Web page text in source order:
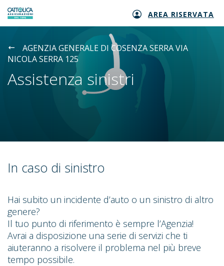
Generali logo AREA RISERVATA
AGENZIA GENERALE DI COSENZA SERRA VIA
NICOLA SERRA 125
Assistenza sinistri
In caso di sinistro
Hai subito un incidente d’auto o un sinistro di altro
genere?
Il tuo punto di riferimento è sempre l’Agenzia!
Avrai a disposizione una serie di servizi che ti
aiuteranno a risolvere il problema nel più breve
tempo possibile.